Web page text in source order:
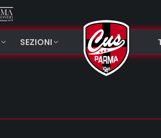
SEZIONI